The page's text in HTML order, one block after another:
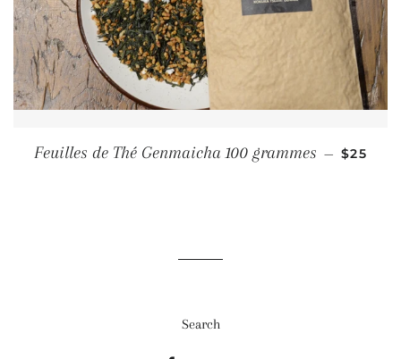
Feuilles de Thé Genmaicha 100 grammes — PRIX
$25
Search